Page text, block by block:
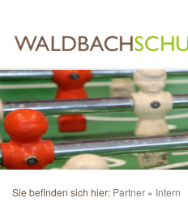
Sie befinden sich hier: Partner Intern